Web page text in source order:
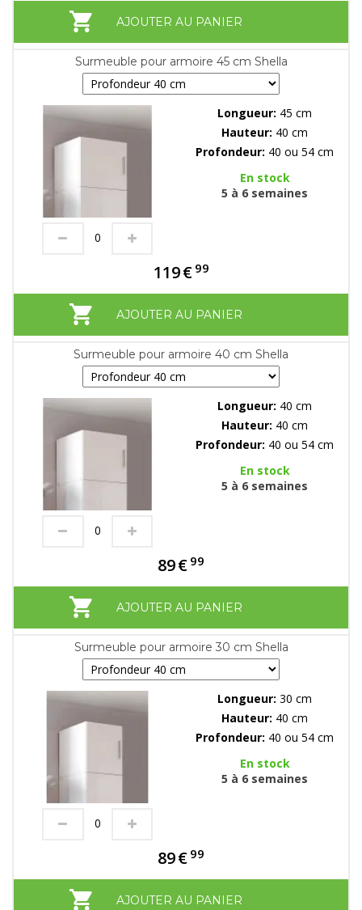
AJOUTER AU PANIER
Surmeuble pour armoire 45 cm Shella
Longueur: 45 cm
Hauteur: 40 cm
Profondeur: 40 ou 54 cm
En stock
5 à 6 semaines
119€ 99
AJOUTER AU PANIER
Surmeuble pour armoire 40 cm Shella
Longueur: 40 cm
Hauteur: 40 cm
Profondeur: 40 ou 54 cm
En stock
5 à 6 semaines
89€ 99
AJOUTER AU PANIER
Surmeuble pour armoire 30 cm Shella
Longueur: 30 cm
Hauteur: 40 cm
Profondeur: 40 ou 54 cm
En stock
5 à 6 semaines
89€ 99
AJOUTER AU PANIER